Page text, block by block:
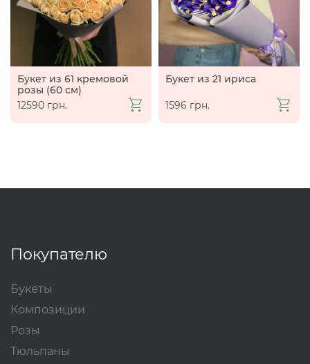
Букет из 61 кремовой
розы (60 см)
12590 грн.
Букет из 21 ириса
1596 грн.
Покупателю
Букеты
Композиции
Розы
Тюльпаны